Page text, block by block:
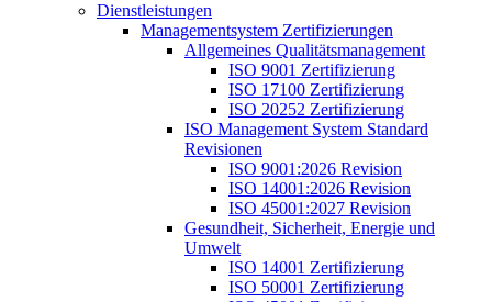
Dienstleistungen
Managementsystem Zertifizierungen
Allgemeines Qualitätsmanagement
ISO 9001 Zertifizierung
ISO 17100 Zertifizierung
ISO 20252 Zertifizierung
ISO Management System Standard
Revisionen
ISO 9001:2026 Revision
ISO 14001:2026 Revision
ISO 45001:2027 Revision
Gesundheit, Sicherheit, Energie und
Umwelt
ISO 14001 Zertifizierung
ISO 50001 Zertifizierung